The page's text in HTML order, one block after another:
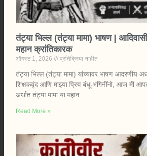
तंट्या भिल्ल (तंट्या मामा) भाषण |
महान क्रांतिकारक
ऑगस्ट 1, 2026 प्रतिक्रिया नाहीत
तंट्या भिल्ल (तंट्या मामा) यांच्यावर भाषण आदरणीय
शिक्षकवृंद आणि माझ्या प्रिय बंधू-भगिनींनो, आज मी
अर्थात तंट्या मामा या महान
Read More »